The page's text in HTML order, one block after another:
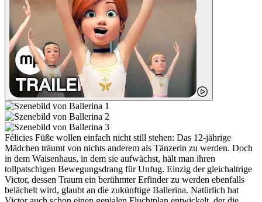
Félicies Füße wollen einfach nicht still stehen: Das 12-jährige
Mädchen träumt von nichts anderem als Tänzerin zu werden. Doch
in dem Waisenhaus, in dem sie aufwächst, hält man ihren
tollpatschigen Bewegungsdrang für Unfug. Einzig der gleichaltrige
Victor, dessen Traum ein berühmter Erfinder zu werden ebenfalls
belächelt wird, glaubt an die zukünftige Ballerina. Natürlich hat